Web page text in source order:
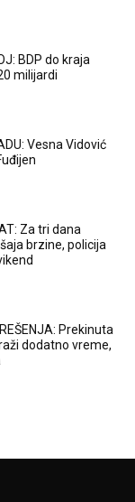
BDP do kraja
milijardi
Vesna Vidović
Za tri dana
brzine, policija
Prekinuta
dodatno vreme,